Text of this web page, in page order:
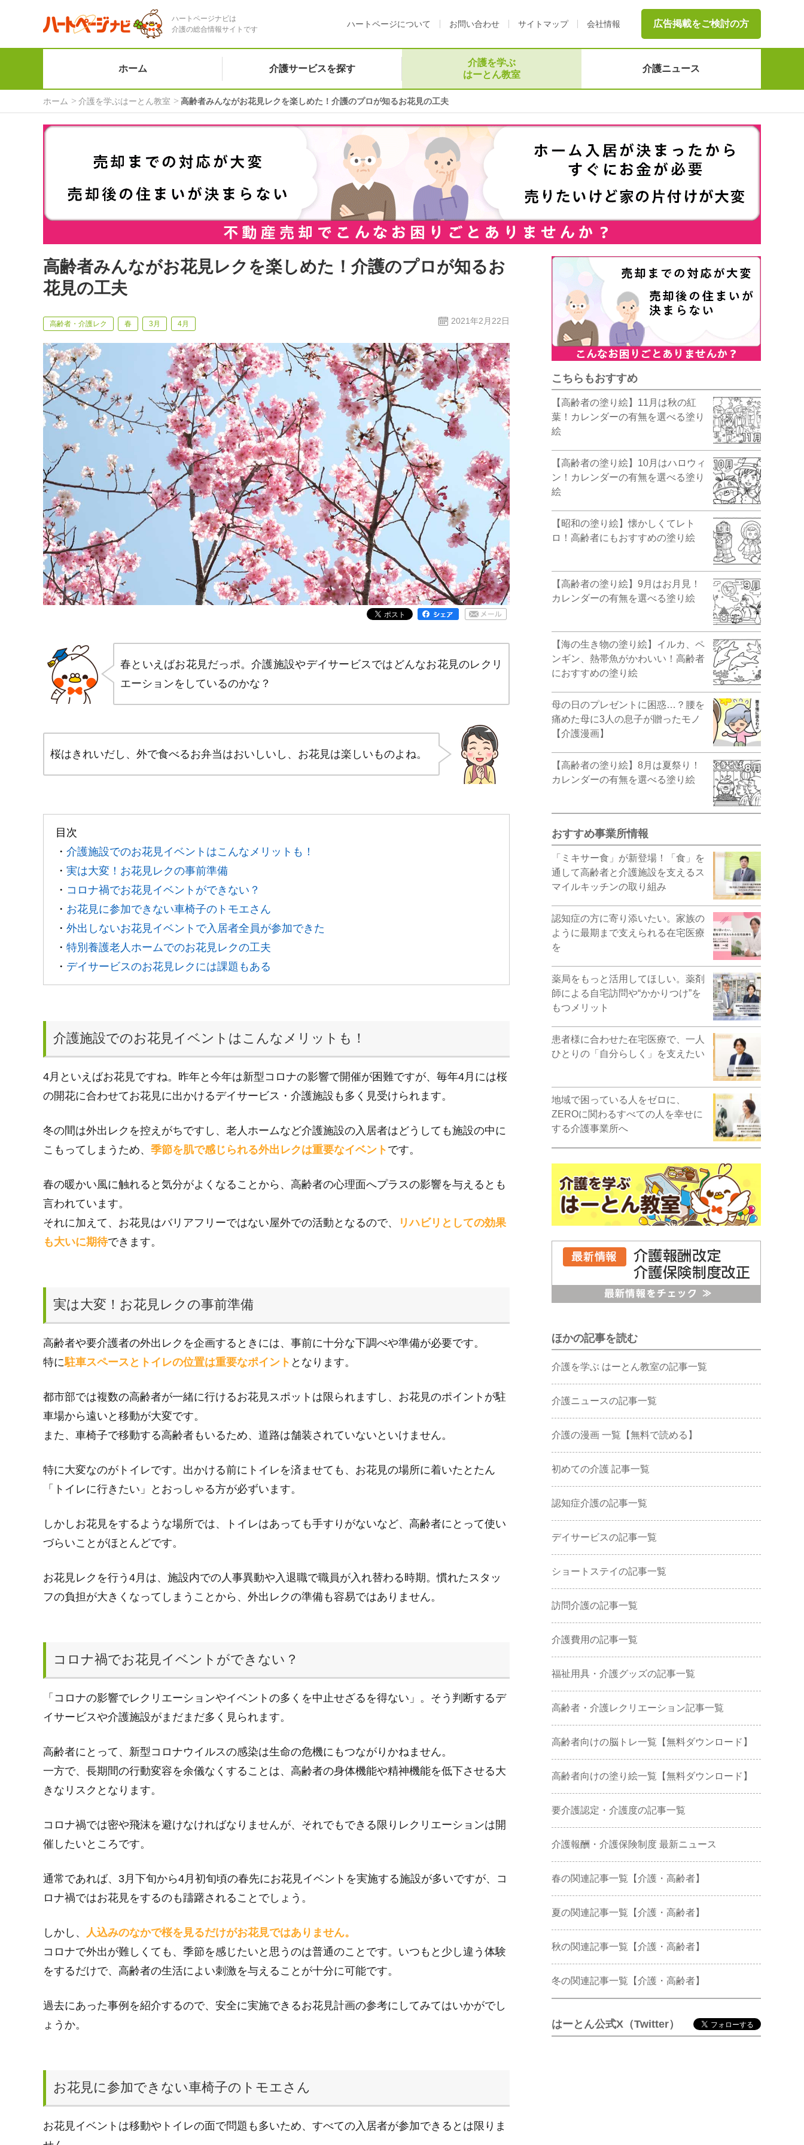
ハートページナビは
介護の総合情報サイトです
ハートページについて お問い合わせ サイトマップ 会社情報 広告掲載をご検討の方
ホーム 介護サービスを探す
介護を学ぶ
はーとん教室
介護ニュース
ホーム 介護を学ぶはーとん教室 高齢者みんながお花見レクを楽しめた！介護のプロが知るお花見の工夫
高齢者みんながお花見レクを楽しめた！介護のプロが知るお
花見の工夫
高齢者・介護レク 春 3月 4月 2021年2月22日
春といえばお花見だっポ。介護施設やデイサービスではどんなお花見のレクリ
エーションをしているのかな？
桜はきれいだし、外で食べるお弁当はおいしいし、お花見は楽しいものよね。
目次
・ 介護施設でのお花見イベントはこんなメリットも！
・ 実は大変！お花見レクの事前準備
・ コロナ禍でお花見イベントができない？
・ お花見に参加できない車椅子のトモエさん
・ 外出しないお花見イベントで入居者全員が参加できた
・ 特別養護老人ホームでのお花見レクの工夫
・ デイサービスのお花見レクには課題もある
介護施設でのお花見イベントはこんなメリットも！
4月といえばお花見ですね。昨年と今年は新型コロナの影響で開催が困難ですが、毎年4月には桜
の開花に合わせてお花見に出かけるデイサービス・介護施設も多く見受けられます。
冬の間は外出レクを控えがちですし、老人ホームなど介護施設の入居者はどうしても施設の中に
こもってしまうため、 季節を肌で感じられる外出レクは重要なイベント です。
春の暖かい風に触れると気分がよくなることから、高齢者の心理面へプラスの影響を与えるとも
言われています。
それに加えて、お花見はバリアフリーではない屋外での活動となるので、
リハビリとしての効果
も大いに期待できます。
実は大変！お花見レクの事前準備
高齢者や要介護者の外出レクを企画するときには、事前に十分な下調べや準備が必要です。
特に駐車スペースとトイレの位置は重要なポイント となります。
都市部では複数の高齢者が一緒に行けるお花見スポットは限られますし、お花見のポイントが駐
車場から遠いと移動が大変です。
また、車椅子で移動する高齢者もいるため、道路は舗装されていないといけません。
特に大変なのがトイレです。出かける前にトイレを済ませても、お花見の場所に着いたとたん
「トイレに行きたい」とおっしゃる方が必ずいます。
しかしお花見をするような場所では、トイレはあっても手すりがないなど、高齢者にとって使い
づらいことがほとんどです。
お花見レクを行う4月は、施設内での人事異動や入退職で職員が入れ替わる時期。慣れたスタッ
フの負担が大きくなってしまうことから、外出レクの準備も容易ではありません。
コロナ禍でお花見イベントができない？
「コロナの影響でレクリエーションやイベントの多くを中止せざるを得ない」。そう判断するデ
イサービスや介護施設がまだまだ多く見られます。
高齢者にとって、新型コロナウイルスの感染は生命の危機にもつながりかねません。
一方で、長期間の行動変容を余儀なくすることは、高齢者の身体機能や精神機能を低下させる大
きなリスクとなります。
コロナ禍では密や飛沫を避けなければなりませんが、それでもできる限りレクリエーションは開
催したいところです。
通常であれば、3月下旬から4月初旬頃の春先にお花見イベントを実施する施設が多いですが、コ
ロナ禍ではお花見をするのも躊躇されることでしょう。
しかし、 人込みのなかで桜を見るだけがお花見ではありません。
コロナで外出が難しくても、季節を感じたいと思うのは普通のことです。いつもと少し違う体験
をするだけで、高齢者の生活によい刺激を与えることが十分に可能です。
過去にあった事例を紹介するので、安全に実施できるお花見計画の参考にしてみてはいかがでし
ょうか。
お花見に参加できない車椅子のトモエさん
お花見イベントは移動やトイレの面で問題も多いため、すべての入居者が参加できるとは限りま
こちらもおすすめ
【高齢者の塗り絵】11月は秋の紅
葉！カレンダーの有無を選べる塗り
絵
【高齢者の塗り絵】10月はハロウィ
ン！カレンダーの有無を選べる塗り
絵
【昭和の塗り絵】懐かしくてレト
ロ！高齢者にもおすすめの塗り絵
【高齢者の塗り絵】9月はお月見！
カレンダーの有無を選べる塗り絵
【海の生き物の塗り絵】イルカ、ペ
ンギン、熱帯魚がかわいい！高齢者
におすすめの塗り絵
母の日のプレゼントに困惑…？腰を
痛めた母に3人の息子が贈ったモノ
【介護漫画】
【高齢者の塗り絵】8月は夏祭り！
カレンダーの有無を選べる塗り絵
おすすめ事業所情報
「ミキサー食」が新登場！「食」を
通して高齢者と介護施設を支えるス
マイルキッチンの取り組み
認知症の方に寄り添いたい。家族の
ように最期まで支えられる在宅医療
を
薬局をもっと活用してほしい。薬剤
師による自宅訪問や“かかりつけ”を
もつメリット
患者様に合わせた在宅医療で、一人
ひとりの「自分らしく」を支えたい
地域で困っている人をゼロに、
ZEROに関わるすべての人を幸せに
する介護事業所へ
ほかの記事を読む
介護を学ぶ はーとん教室の記事一覧
介護ニュースの記事一覧
介護の漫画 一覧【無料で読める】
初めての介護 記事一覧
認知症介護の記事一覧
デイサービスの記事一覧
ショートステイの記事一覧
訪問介護の記事一覧
介護費用の記事一覧
福祉用具・介護グッズの記事一覧
高齢者・介護レクリエーション記事一覧
高齢者向けの脳トレ一覧【無料ダウンロード】
高齢者向けの塗り絵一覧【無料ダウンロード】
要介護認定・介護度の記事一覧
介護報酬・介護保険制度 最新ニュース
春の関連記事一覧【介護・高齢者】
夏の関連記事一覧【介護・高齢者】
秋の関連記事一覧【介護・高齢者】
冬の関連記事一覧【介護・高齢者】
はーとん公式X（Twitter）